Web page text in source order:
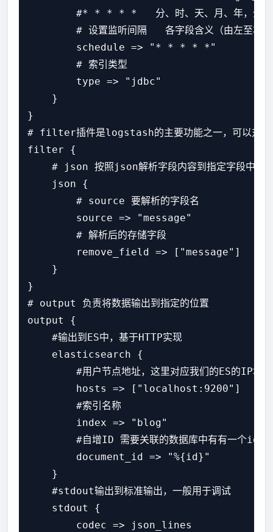
#* * * * *   分、时、天、月、年，全部
# 设置监听间隔   各字段含义（由左至右）
        schedule => "* * * * *"
        # 索引类型
        type => "jdbc"
    }
}
# filter插件是logstash的主要功能之一，可以对
filter {
    # json 按照json解析字段内容到指定字段中
    json {
        # source 要解析的字段名
        source => "message"
        # 解析后的存储字段
        remove_field => ["message"]
    }
}
# output 负责将数据输出到指定的位置
output {
    #输出到ES中，基于HTTP实现
    elasticsearch {
#用户节点地址，这里对应我们的ES的IP地
        hosts => ["localhost:9200"]
        #索引名称
        index => "blog"
#自增ID 需要关联的数据库中有有一个id字
        document_id => "%{id}"
    }
    #stdout输出到标准输出，一般用于调试
    stdout {
        codec => json_lines